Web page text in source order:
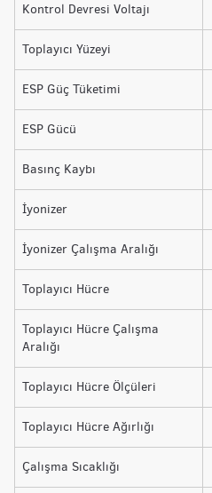
Kontrol Devresi Voltajı
Toplayıcı Yüzeyi
ESP Güç Tüketimi
ESP Gücü
Basınç Kaybı
İyonizer
İyonizer Çalışma Aralığı
Toplayıcı Hücre
Toplayıcı Hücre Çalışma
Aralığı
Toplayıcı Hücre Ölçüleri
Toplayıcı Hücre Ağırlığı
Çalışma Sıcaklığı